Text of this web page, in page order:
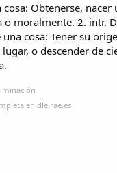
cosa: Obtenerse, nacer
o moralmente. 2. intr.
cosa: Tener su
o descender de
en dle.rae.es